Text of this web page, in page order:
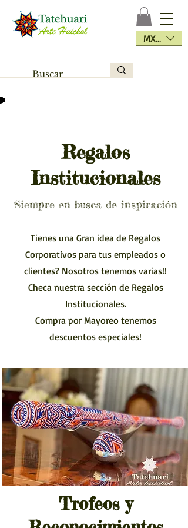
MXN ($)
Regalos
Institucionales
Siempre en busca de inspiración
Tienes una Gran idea de Regalos
Corporativos para tus empleados o
clientes? Nosotros tenemos varias!!
Checa nuestra sección de Regalos
Institucionales.
Compra por Mayoreo tenemos
descuentos especiales!
Trofeos y